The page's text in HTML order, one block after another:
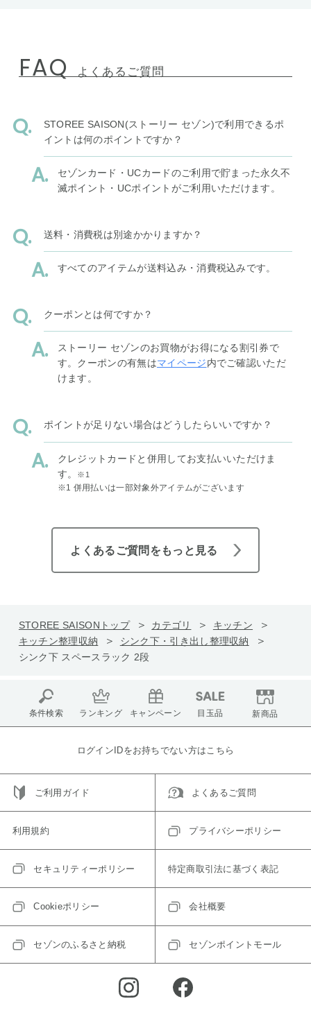
FAQ よくあるご質問
STOREE SAISON(ストーリー セゾン)で利用できるポ
イントは何のポイントですか？
セゾンカード・UCカードのご利用で貯まった永久不
滅ポイント・UCポイントがご利用いただけます。
送料・消費税は別途かかりますか？
すべてのアイテムが送料込み・消費税込みです。
クーポンとは何ですか？
ストーリー セゾンのお買物がお得になる割引券で
す。クーポンの有無はマイページ内でご確認いただ
けます。
ポイントが足りない場合はどうしたらいいですか？
クレジットカードと併用してお支払いいただけま
す。
※1
※1 併用払いは一部対象外アイテムがございます
よくあるご質問をもっと見る
STOREE SAISONトップ カテゴリ
キッチン
キッチン整理収納
シンク下・引き出し整理収納
シンク下 スペースラック 2段
条件検索 ランキング キャンペーン 目玉品 新商品
ログインIDをお持ちでない方はこちら
ご利用ガイド よくあるご質問
利用規約 プライバシーポリシー
セキュリティーポリシー 特定商取引法に基づく表記
Cookieポリシー 会社概要
セゾンのふるさと納税 セゾンポイントモール